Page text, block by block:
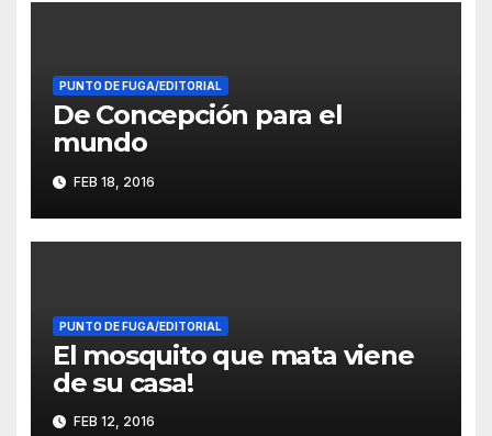
PUNTO DE FUGA/EDITORIAL
De Concepción para el
mundo
FEB 18, 2016
PUNTO DE FUGA/EDITORIAL
El mosquito que mata viene
de su casa!
FEB 12, 2016